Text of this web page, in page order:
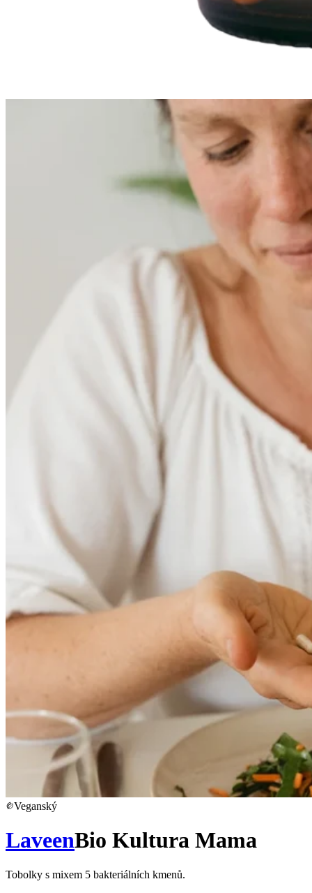
Veganský
LaveenBio Kultura Mama
Tobolky s mixem 5 bakteriálních kmenů.